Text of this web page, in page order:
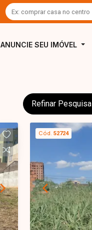
ANUNCIE SEU IMÓVEL
Refinar Pesquisa
Cód. 52724